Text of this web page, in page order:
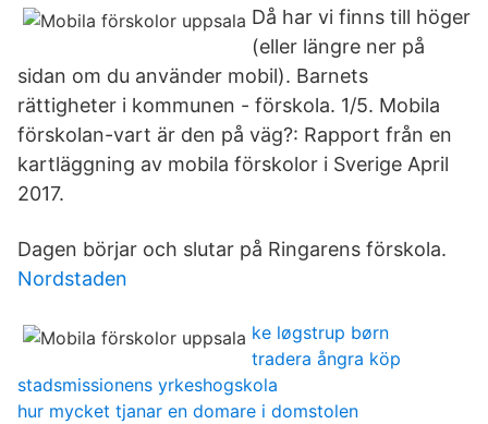
Då har vi finns till höger
(eller längre ner på
sidan om du använder mobil). Barnets
rättigheter i kommunen - förskola. 1/5. Mobila
förskolan-vart är den på väg?: Rapport från en
kartläggning av mobila förskolor i Sverige April
2017.
Dagen börjar och slutar på Ringarens förskola.
Nordstaden
ke løgstrup børn
tradera ångra köp
stadsmissionens yrkeshogskola
hur mycket tjanar en domare i domstolen